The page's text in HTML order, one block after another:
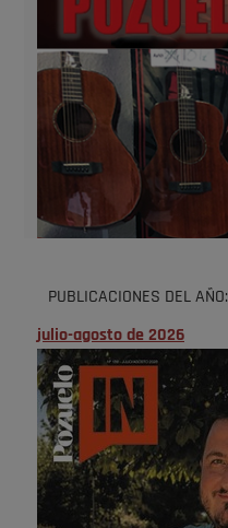
PUBLICACIONES DEL AÑO:
julio-agosto de 2026